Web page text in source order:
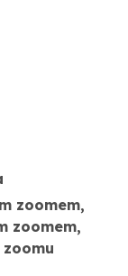
zoomem,
zoomem,